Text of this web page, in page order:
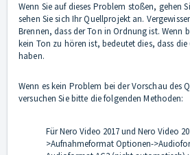
Wenn Sie auf dieses Problem stoßen, gehen
sehen Sie sich Ihr Quellprojekt an.
Brennen, dass der Ton in Ordnung ist. Wenn
kein Ton zu hören ist, bedeutet dies, dass
haben.
Wenn es kein Problem bei der Vorschau des
versuchen Sie bitte die folgenden Methoden:
Für Nero Video 2017 und Nero Video
>Aufnahmeformat Optionen-